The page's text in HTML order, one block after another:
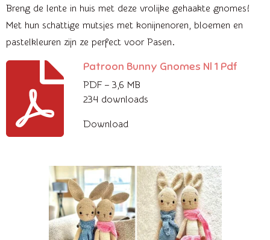
Breng de lente in huis met deze vrolijke gehaakte gnomes!
Met hun schattige mutsjes met konijnenoren, bloemen en
pastelkleuren zijn ze perfect voor Pasen.
Patroon Bunny Gnomes Nl 1 Pdf
PDF – 3,6 MB
234 downloads
Download